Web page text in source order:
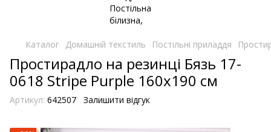
Каталог Домашній текстиль Постільні приладдя
Простирадло на резинці Бязь 17-
0618 Stripe Purple 160х190 см
Артикул: 642507 Залишити відгук